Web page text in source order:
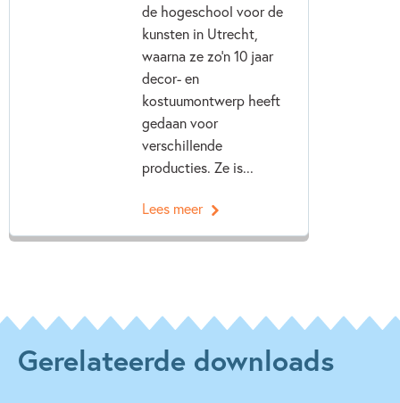
de hogeschool voor de
kunsten in Utrecht,
waarna ze zo’n 10 jaar
decor- en
kostuumontwerp heeft
gedaan voor
verschillende
producties. Ze is...
Lees meer
Gerelateerde downloads